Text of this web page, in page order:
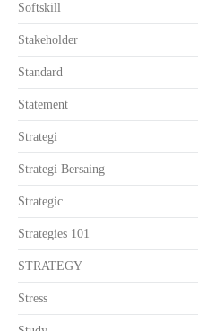
Softskill
Stakeholder
Standard
Statement
Strategi
Strategi Bersaing
Strategic
Strategies 101
STRATEGY
Stress